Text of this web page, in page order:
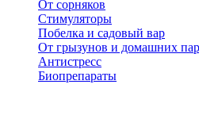
От сорняков
Стимуляторы
Побелка и садовый вар
От грызунов и домашних
Антистресс
Биопрепараты